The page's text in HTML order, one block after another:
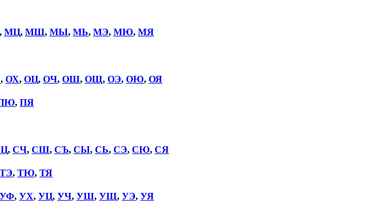
, МЦ, МШ, МЫ, МЬ, МЭ, МЮ, МЯ
, ОХ, ОЦ, ОЧ, ОШ, ОЩ, ОЭ, ОЮ, ОЯ
, ПЯ
, СЧ, СШ, СЪ, СЫ, СЬ, СЭ, СЮ, СЯ
ТЭ, ТЮ, ТЯ
УФ, УХ, УЦ, УЧ, УШ, УЩ, УЭ, УЯ